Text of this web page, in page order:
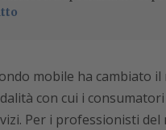
mobile ha cambiato
con cui i
Per i professionisti